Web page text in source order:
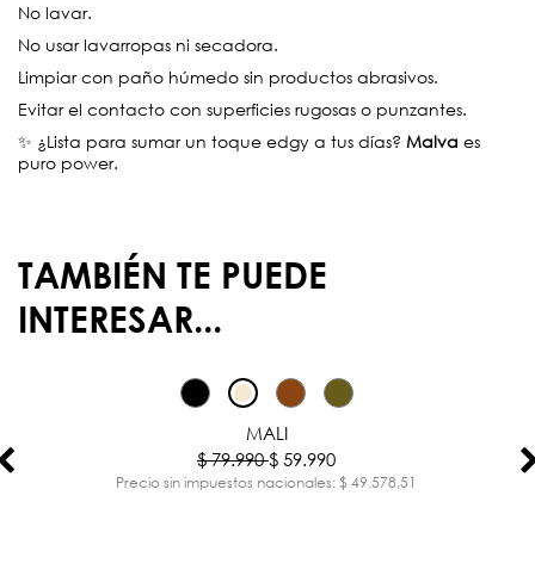
No lavar.
No usar lavarropas ni secadora.
Limpiar con paño húmedo sin productos abrasivos.
Evitar el contacto con superficies rugosas o punzantes.
✨ ¿Lista para sumar un toque edgy a tus días? Malva es
puro power.
TAMBIÉN TE PUEDE
INTERESAR...
MALI
$ 79.990$ 59.990
Precio sin impuestos nacionales: $ 49.578,51